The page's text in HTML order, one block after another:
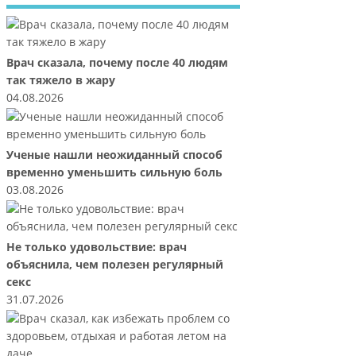
Врач сказала, почему после 40 людям
так тяжело в жару
04.08.2026
Ученые нашли неожиданный способ
временно уменьшить сильную боль
03.08.2026
Не только удовольствие: врач
объяснила, чем полезен регулярный
секс
31.07.2026